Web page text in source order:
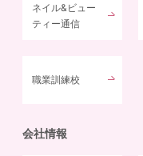
ネイル&ビュー
ティー通信
職業訓練校
会社情報